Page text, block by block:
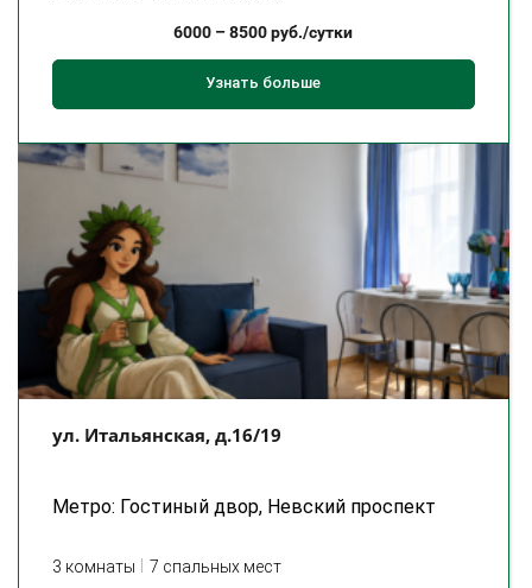
6000 –8500руб./сутки
Узнать больше
ул. Итальянская, д.16/19
Метро: Гостиный двор, Невский проспект
3 комнаты 7 спальных мест